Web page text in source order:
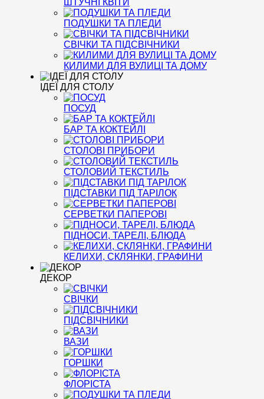
ПОДУШКИ ТА ПЛЕДИ
СВІЧКИ ТА ПІДСВІЧНИКИ
КИЛИМИ ДЛЯ ВУЛИЦІ ТА ДОМУ
ІДЕЇ ДЛЯ СТОЛУ
ПОСУД
БАР ТА КОКТЕЙЛІ
СТОЛОВІ ПРИБОРИ
СТОЛОВИЙ ТЕКСТИЛЬ
ПІДСТАВКИ ПІД ТАРІЛОК
СЕРВЕТКИ ПАПЕРОВІ
ПІДНОСИ, ТАРЕЛІ, БЛЮДА
КЕЛИХИ, СКЛЯНКИ, ГРАФИНИ
ДЕКОР
СВІЧКИ
ПІДСВІЧНИКИ
ВАЗИ
ГОРШКИ
ФЛОРІСТА